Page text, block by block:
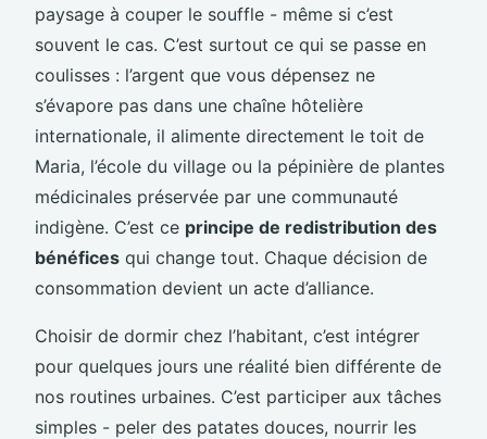
paysage à couper le souffle - même si c’est
souvent le cas. C’est surtout ce qui se passe en
coulisses : l’argent que vous dépensez ne
s’évapore pas dans une chaîne hôtelière
internationale, il alimente directement le toit de
Maria, l’école du village ou la pépinière de plantes
médicinales préservée par une communauté
indigène. C’est ce principe de redistribution des
bénéfices qui change tout. Chaque décision de
consommation devient un acte d’alliance.
Choisir de dormir chez l’habitant, c’est intégrer
pour quelques jours une réalité bien différente de
nos routines urbaines. C’est participer aux tâches
simples - peler des patates douces, nourrir les